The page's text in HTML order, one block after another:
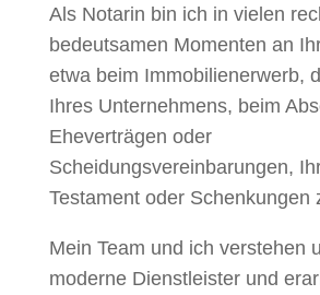
Als Notarin bin ich in vielen
bedeutsamen Momenten an
etwa beim Immobilienerwerb,
Ihres Unternehmens, beim
Eheverträgen oder
Scheidungsvereinbarungen,
Testament oder Schenkungen
Mein Team und ich verstehen
moderne Dienstleister und